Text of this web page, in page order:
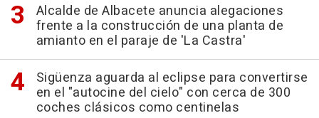
Alcalde de Albacete anuncia alegaciones
frente a la construcción de una planta de
amianto en el paraje de 'La Castra'
Sigüenza aguarda al eclipse para convertirse
en el "autocine del cielo" con cerca de 300
coches clásicos como centinelas